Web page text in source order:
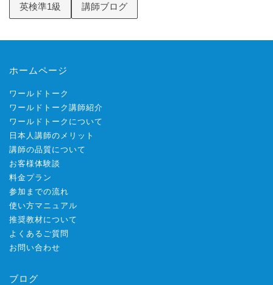
英検準1級 講師ブログ
ホームページ
ワールドトーク
ワールドトーク講師紹介
ワールドトークについて
日本人講師のメリット
講師の品質について
お客様体験談
料金プラン
参加までの流れ
使い方マニュアル
推奨教材について
よくあるご質問
お問い合わせ
ブログ